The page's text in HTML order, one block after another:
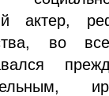
актер,
во